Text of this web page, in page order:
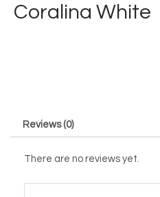
Coralina White
Reviews (0)
There are no reviews yet.